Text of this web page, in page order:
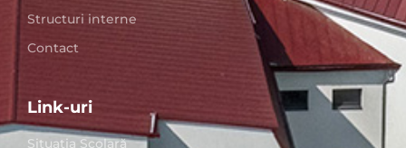
Structuri interne
Contact
Link-uri
Situaţia Școlară